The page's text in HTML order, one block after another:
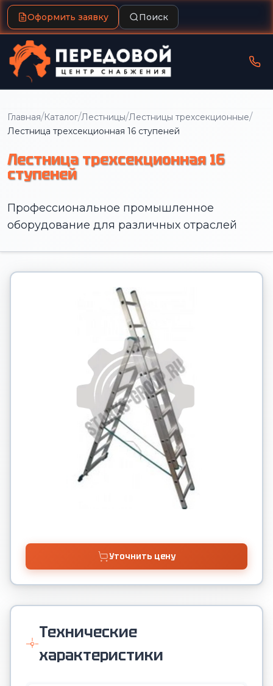
Оформить заявку Поиск
Главная/Каталог/Лестницы/Лестницы трехсекционные/
Лестница трехсекционная 16 ступеней
Лестница трехсекционная 16
ступеней
Профессиональное промышленное
оборудование для различных отраслей
Уточнить цену
Технические
характеристики